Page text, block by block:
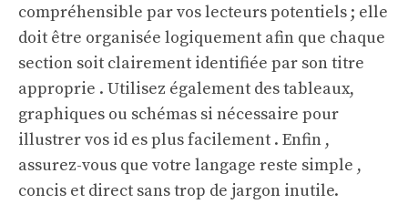
compréhensible par vos lecteurs potentiels ; elle
doit être organisée logiquement afin que chaque
section soit clairement identifiée par son titre
approprie . Utilisez également des tableaux,
graphiques ou schémas si nécessaire pour
illustrer vos id es plus facilement . Enfin ,
assurez-vous que votre langage reste simple ,
concis et direct sans trop de jargon inutile.